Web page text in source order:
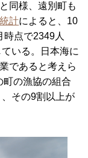
同様、遠別町も
計によると、10
点で2349人
いる。日本海に
であると考えら
町の漁協の組合
その9割以上が